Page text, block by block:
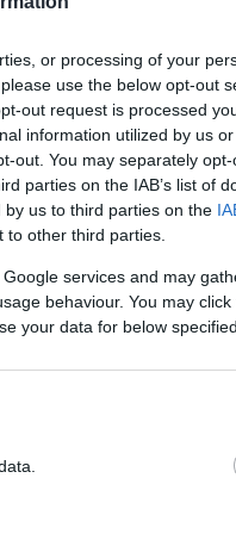
or processing of your
use the below opt-out
out request is processed
information utilized by us
out. You may separately
parties on the IAB’s list of
us to third parties on the
other third parties.
services and may
behaviour. You may
your data for below
κεφάλαιο
για
ευρώ.
την κυβέρνηση ότι
ιδιωτικό τομέα,
και την
αποκλειστικά